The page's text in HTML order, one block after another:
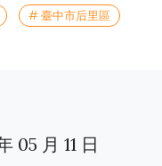
# 臺中市后里區
05 月 11 日